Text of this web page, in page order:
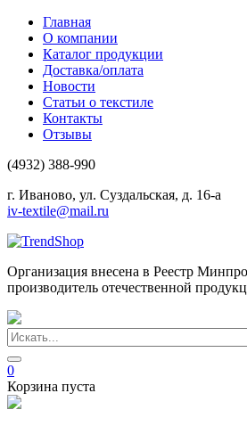
Главная
О компании
Каталог продукции
Доставка/оплата
Новости
Статьи о текстиле
Контакты
Отзывы
(4932) 388-990
г. Иваново, ул. Суздальская, д. 16-а
iv-textile@mail.ru
Организация внесена в Реестр
производитель отечественной
0
Корзина пуста